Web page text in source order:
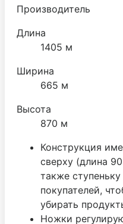
Производитель
Длина
1405 м
Ширина
665 м
Высота
870 м
Конструкция
сверху (длина
также
покупателей,
убирать
Ножки